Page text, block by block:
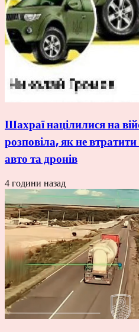
Шахраї націлилися на
розповіла, як не
авто та дронів
4 години назад